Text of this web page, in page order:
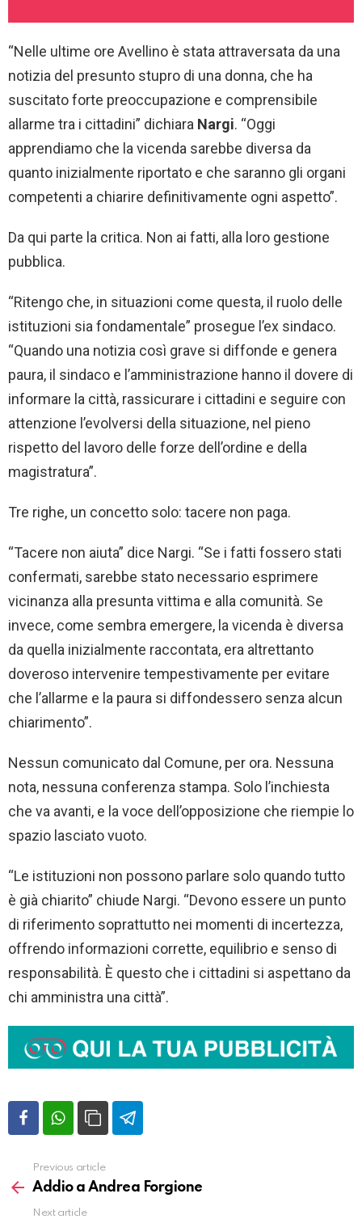
“Nelle ultime ore Avellino è stata attraversata da una
notizia del presunto stupro di una donna, che ha
suscitato forte preoccupazione e comprensibile
allarme tra i cittadini” dichiara Nargi. “Oggi
apprendiamo che la vicenda sarebbe diversa da
quanto inizialmente riportato e che saranno gli organi
competenti a chiarire definitivamente ogni aspetto”.
Da qui parte la critica. Non ai fatti, alla loro gestione
pubblica.
“Ritengo che, in situazioni come questa, il ruolo delle
istituzioni sia fondamentale” prosegue l’ex sindaco.
“Quando una notizia così grave si diffonde e genera
paura, il sindaco e l’amministrazione hanno il dovere di
informare la città, rassicurare i cittadini e seguire con
attenzione l’evolversi della situazione, nel pieno
rispetto del lavoro delle forze dell’ordine e della
magistratura”.
Tre righe, un concetto solo: tacere non paga.
“Tacere non aiuta” dice Nargi. “Se i fatti fossero stati
confermati, sarebbe stato necessario esprimere
vicinanza alla presunta vittima e alla comunità. Se
invece, come sembra emergere, la vicenda è diversa
da quella inizialmente raccontata, era altrettanto
doveroso intervenire tempestivamente per evitare
che l’allarme e la paura si diffondessero senza alcun
chiarimento”.
Nessun comunicato dal Comune, per ora. Nessuna
nota, nessuna conferenza stampa. Solo l’inchiesta
che va avanti, e la voce dell’opposizione che riempie lo
spazio lasciato vuoto.
“Le istituzioni non possono parlare solo quando tutto
è già chiarito” chiude Nargi. “Devono essere un punto
di riferimento soprattutto nei momenti di incertezza,
offrendo informazioni corrette, equilibrio e senso di
responsabilità. È questo che i cittadini si aspettano da
chi amministra una città”.
Vedi
altro
Previous article
Addio a Andrea Forgione
Next article